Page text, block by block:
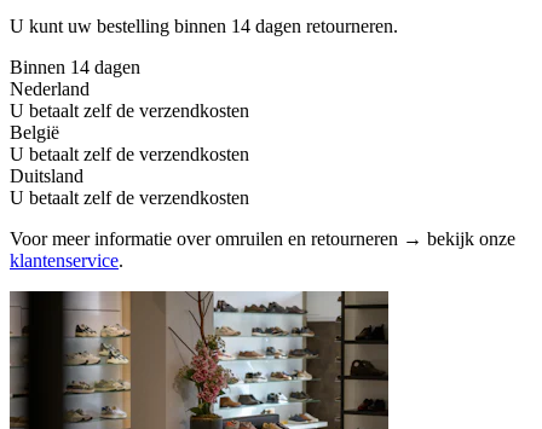
U kunt uw bestelling binnen 14 dagen retourneren.
Binnen 14 dagen
Nederland
U betaalt zelf de verzendkosten
België
U betaalt zelf de verzendkosten
Duitsland
U betaalt zelf de verzendkosten
Voor meer informatie over omruilen en retourneren → bekijk onze
klantenservice.